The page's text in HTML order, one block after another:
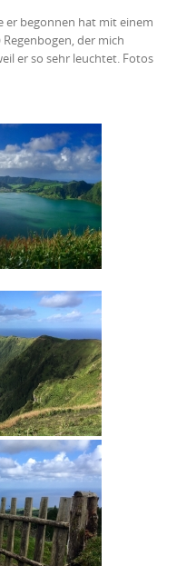
er begonnen hat mit einem
der mich
er so sehr leuchtet. Fotos